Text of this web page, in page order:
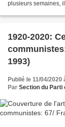
plusieurs semaines,
1920-2020:
1993)
Publié le 11/04/2020
Par Section du Parti